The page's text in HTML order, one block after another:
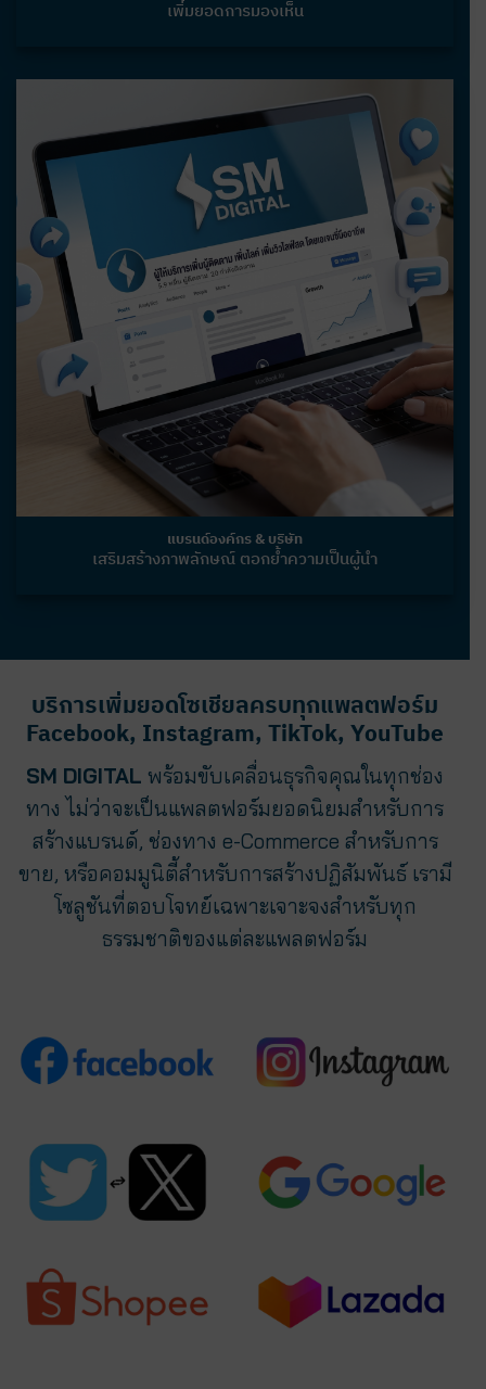
เพิ่มยอดการมองเห็น
แบรนด์องค์กร & บริษัท
เสริมสร้างภาพลักษณ์ ตอกย้ำความเป็นผู้นำ
บริการเพิ่มยอดโซเชียลครบทุกแพลตฟอร์ม
Facebook, Instagram, TikTok, YouTube
SM DIGITAL พร้อมขับเคลื่อนธุรกิจคุณในทุกช่อง
ทาง ไม่ว่าจะเป็นแพลตฟอร์มยอดนิยมสำหรับการ
สร้างแบรนด์, ช่องทาง e-Commerce สำหรับการ
ขาย, หรือคอมมูนิตี้สำหรับการสร้างปฏิสัมพันธ์ เรามี
โซลูชันที่ตอบโจทย์เฉพาะเจาะจงสำหรับทุก
ธรรมชาติของแต่ละแพลตฟอร์ม